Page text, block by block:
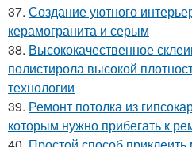
37. Создание уютного
керамогранита и серым
38. Высококачественное
полистирола высокой
технологии
39. Ремонт потолка из
которым нужно прибегать к